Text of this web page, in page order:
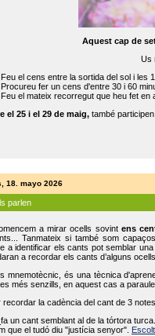
Aquest cap de
Us
Feu el cens entre la sortida del sol i les
Procureu fer un cens d'entre 30 i 60
Feu el mateix recorregut que heu fet en
el 25 i el 29 de maig, també
18. mayo 2026
parlen
a mirar ocells sovint ens
Tanmateix si també som
a identificar els cants pot semblar
a recordar els cants d’alguns
mnemotècnic, és una tècnica
més senzills, en aquest cas a
recordar la cadència del cant de 3
fa un cant semblant al de la tórtora
que el tudó diu "justícia senyor".